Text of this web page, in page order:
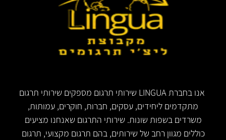
אנו בחברת LINGUA שירותי תרגום מספקים שירותי תרגום
מתקדמים ליחידים, עסקים, חברות, חוקרים, עמותות,
משרדים בשפות שונות. שירותי התרגום שאנחנו מציעים
כוללים מגוון רחב של שירותים, בהם תרגום מקצועי, תרגום